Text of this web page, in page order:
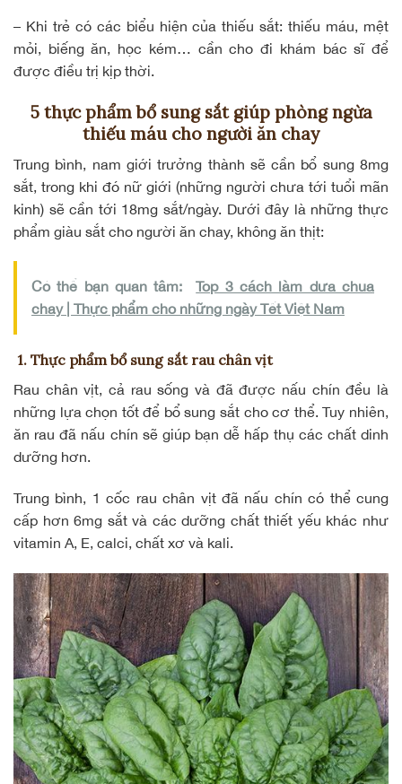
– Khi trẻ có các biểu hiện của thiếu sắt: thiếu máu, mệt
mỏi, biếng ăn, học kém… cần cho đi khám bác sĩ để
được điều trị kịp thời.
5 thực phẩm bổ sung sắt giúp phòng ngừa
thiếu máu cho người ăn chay
Trung bình, nam giới trưởng thành sẽ cần bổ sung 8mg
sắt, trong khi đó nữ giới (những người chưa tới tuổi mãn
kinh) sẽ cần tới 18mg sắt/ngày. Dưới đây là những thực
phẩm giàu sắt cho người ăn chay, không ăn thịt:
Có thể bạn quan tâm:
Top 3 cách làm dưa chua
chay | Thực phẩm cho những ngày Tết Việt Nam
1. Thực phẩm bổ sung sắt rau chân vịt
Rau chân vịt, cả rau sống và đã được nấu chín đều là
những lựa chọn tốt để bổ sung sắt cho cơ thể. Tuy nhiên,
ăn rau đã nấu chín sẽ giúp bạn dễ hấp thụ các chất dinh
dưỡng hơn.
Trung bình, 1 cốc rau chân vịt đã nấu chín có thể cung
cấp hơn 6mg sắt và các dưỡng chất thiết yếu khác như
vitamin A, E, calci, chất xơ và kali.